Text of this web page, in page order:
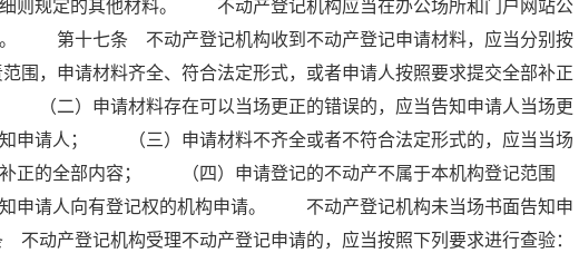
则规定的其他材料。 不动产登记机构应当在办公场所和门户网站公
。 第十七条 不动产登记机构收到不动产登记申请材料，应当分别按
，申请材料齐全、符合法定形式，或者申请人按照要求提交全部补正
（二）申请材料存在可以当场更正的错误的，应当告知申请人当场更
知申请人； （三）申请材料不齐全或者不符合法定形式的，应当当场
补正的全部内容； （四）申请登记的不动产不属于本机构登记范围
知申请人向有登记权的机构申请。 不动产登记机构未当场书面告知申
产登记机构受理不动产登记申请的，应当按照下列要求进行查验：